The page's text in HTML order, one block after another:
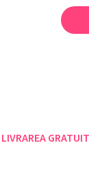
LIVRAREA